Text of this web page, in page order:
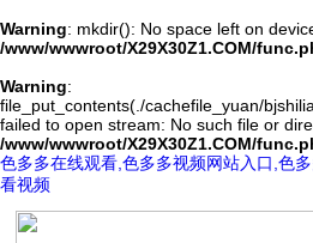
Warning: mkdir(): No space left on
/www/wwwroot/X29X30Z1.COM/
Warning:
file_put_contents(./cachefile_yuan/
failed to open stream: No such file or
/www/wwwroot/X29X30Z1.COM/
色多多在线观看,色多多视频网站入口,色
看视频